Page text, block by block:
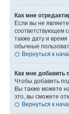
Как мне
Если вы не
соответствующем
также дату и
обычные
Вернуться к
Как мне добавить
Чтобы добавить
Вы также можете
это, вы сможете
Вернуться к